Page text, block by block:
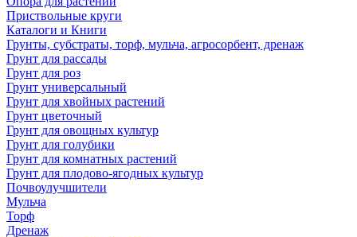
Приствольные круги
Каталоги и Книги
Грунты, субстраты, торф, мульча, агросорбент, дренаж
Грунт для рассады
Грунт для роз
Грунт универсальный
Грунт для хвойных растений
Грунт цветочный
Грунт для овощных культур
Грунт для голубики
Грунт для комнатных растений
Грунт для плодово-ягодных культур
Почвоулучшители
Мульча
Торф
Дренаж